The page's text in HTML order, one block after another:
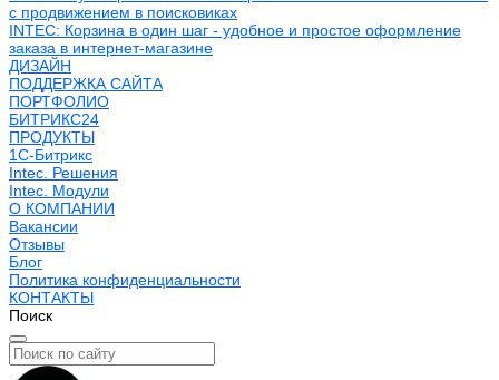
с продвижением в поисковиках
INTEC: Корзина в один шаг - удобное и простое оформление
заказа в интернет-магазине
ДИЗАЙН
ПОДДЕРЖКА САЙТА
ПОРТФОЛИО
БИТРИКС24
ПРОДУКТЫ
1С-Битрикс
Intec. Решения
Intec. Модули
О КОМПАНИИ
Вакансии
Отзывы
Блог
Политика конфиденциальности
КОНТАКТЫ
Поиск